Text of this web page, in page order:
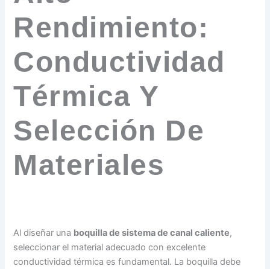
Rendimiento:
Conductividad
Térmica Y
Selección De
Materiales
Al diseñar una boquilla de sistema de canal caliente,
seleccionar el material adecuado con excelente
conductividad térmica es fundamental. La boquilla debe